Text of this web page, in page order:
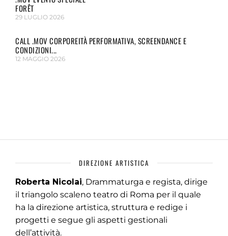
FORÊT
29 LUGLIO 2026
CALL .MOV CORPOREITÀ PERFORMATIVA, SCREENDANCE E
CONDIZIONI...
12 MAGGIO 2026
DIREZIONE ARTISTICA
Roberta Nicolai, Drammaturga e regista, dirige
il triangolo scaleno teatro di Roma per il quale
ha la direzione artistica, struttura e redige i
progetti e segue gli aspetti gestionali
dell’attività.